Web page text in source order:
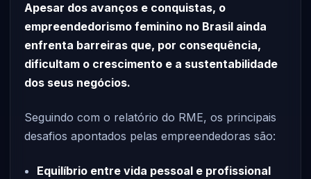
Apesar dos avanços e conquistas, o
empreendedorismo feminino no Brasil ainda
enfrenta barreiras que, por consequência,
dificultam o crescimento e a sustentabilidade
dos seus negócios.
Seguindo com o relatório do RME, os principais
desafios apontados pelas empreendedoras são:
Equilíbrio entre vida pessoal e profissional